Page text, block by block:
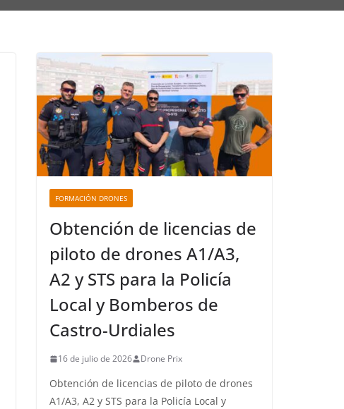
FORMACIÓN DRONES
Obtención de licencias de
piloto de drones A1/A3,
A2 y STS para la Policía
Local y Bomberos de
Castro-Urdiales
16 de julio de 2026 Drone Prix
Obtención de licencias de piloto de drones
A1/A3, A2 y STS para la Policía Local y